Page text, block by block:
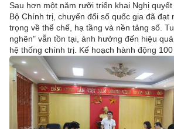
Sau hơn một năm rưỡi triển khai Nghị
Bộ Chính trị, chuyển đổi số quốc gia đã đạt
trọng về thể chế, hạ tầng và nền tảng số.
nghẽn" vẫn tồn tại, ảnh hưởng đến hiệu
hệ thống chính trị. Kế hoạch hành động 100